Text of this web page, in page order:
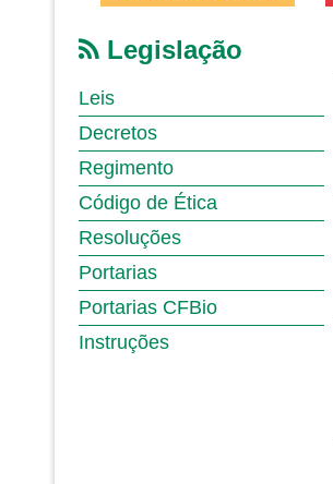
Legislação
Leis
Decretos
Regimento
Código de Ética
Resoluções
Portarias
Portarias CFBio
Instruções